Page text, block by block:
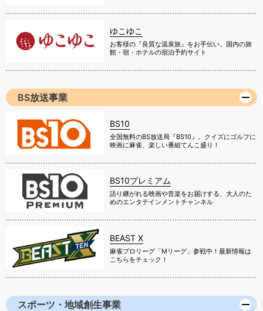
ゆこゆこ
お客様の『良質な温泉旅』をお手伝い。国内の旅
館・宿・ホテルの宿泊予約サイト
BS放送事業
BS10
全国無料のBS放送局『BS10』。クイズにゴルフに
映画に麻雀、楽しい番組てんこ盛り！
BS10プレミアム
語り継がれる映画や音楽をお届けする、大人のた
めのエンタテインメントチャンネル
BEAST X
麻雀プロリーグ「Mリーグ」参戦中！最新情報は
こちらをチェック！
スポーツ・地域創生事業